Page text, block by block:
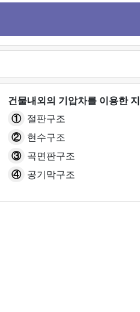
건물내외의 기압차를 이용한
① 절판구조
② 현수구조
③ 곡면판구조
④ 공기막구조